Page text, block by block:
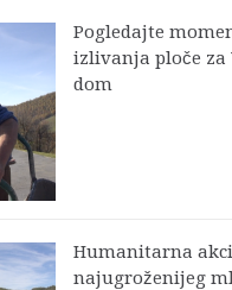
Pogledajte
izlivanja ploče za
dom
Humanitarna
najugroženijeg